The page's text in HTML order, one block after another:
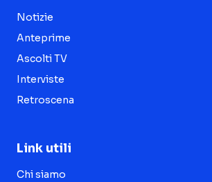
Notizie
Anteprime
Ascolti TV
Interviste
Retroscena
Link utili
Chi siamo